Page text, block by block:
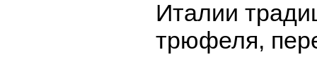
Италии
трюфеля,